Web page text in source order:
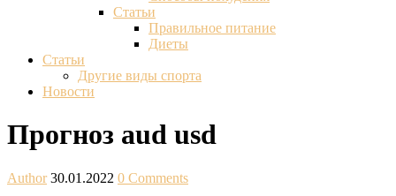
Статьи
Правильное питание
Диеты
Статьи
Другие виды спорта
Новости
Прогноз aud usd
Author 30.01.2022 0 Comments